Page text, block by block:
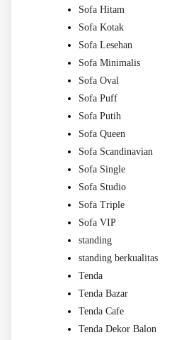
Sofa Hitam
Sofa Kotak
Sofa Lesehan
Sofa Minimalis
Sofa Oval
Sofa Puff
Sofa Putih
Sofa Queen
Sofa Scandinavian
Sofa Single
Sofa Studio
Sofa Triple
Sofa VIP
standing
standing berkualitas
Tenda
Tenda Bazar
Tenda Cafe
Tenda Dekor Balon